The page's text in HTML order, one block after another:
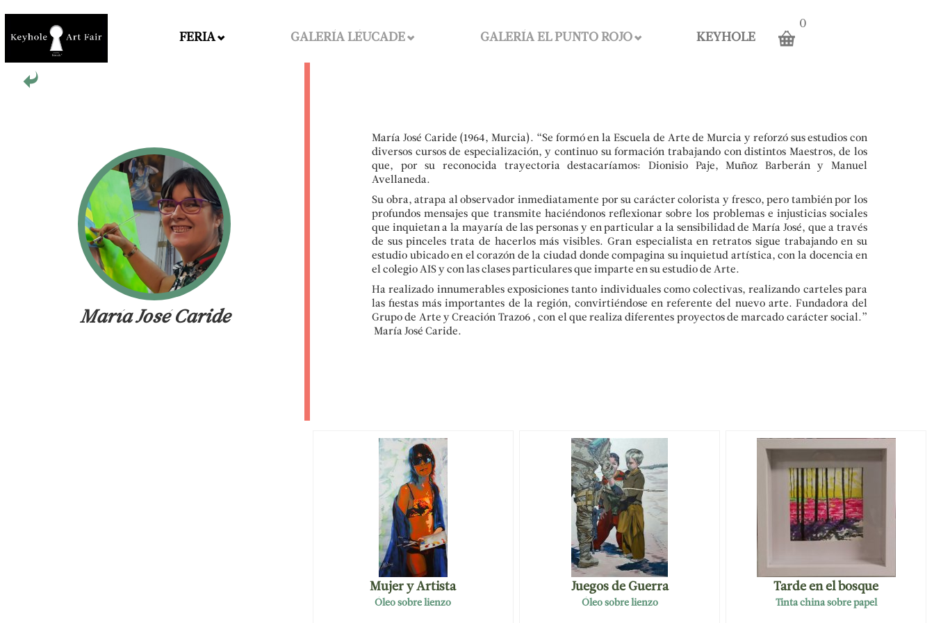
FERIA GALERÍA LÉUCADE GALERÍA EL PUNTO ROJO KEYHOLE
0
María José Caride
María José Caride (1964, Murcia). “Se formó en la Escuela de Arte de Murcia y reforzó sus estudios con
diversos cursos de especialización, y continuo su formación trabajando con distintos Maestros, de los
que, por su reconocida trayectoria destacaríamos: Dionisio Paje, Muñoz Barberán y Manuel
Avellaneda.
Su obra, atrapa al observador inmediatamente por su carácter colorista y fresco, pero también por los
profundos mensajes que transmite haciéndonos reflexionar sobre los problemas e injusticias sociales
que inquietan a la mayaría de las personas y en particular a la sensibilidad de María José, que a través
de sus pinceles trata de hacerlos más visibles. Gran especialista en retratos sigue trabajando en su
estudio ubicado en el corazón de la ciudad donde compagina su inquietud artística, con la docencia en
el colegio AIS y con las clases particulares que imparte en su estudio de Arte.
Ha realizado innumerables exposiciones tanto individuales como colectivas, realizando carteles para
las fiestas más importantes de la región, convirtiéndose en referente del nuevo arte. Fundadora del
Grupo de Arte y Creación Trazo6 , con el que realiza diferentes proyectos de marcado carácter social.”
María José Caride.
Mujer y Artista
Óleo sobre lienzo
Juegos de Guerra
Óleo sobre lienzo
Tarde en el bosque
Tinta china sobre papel